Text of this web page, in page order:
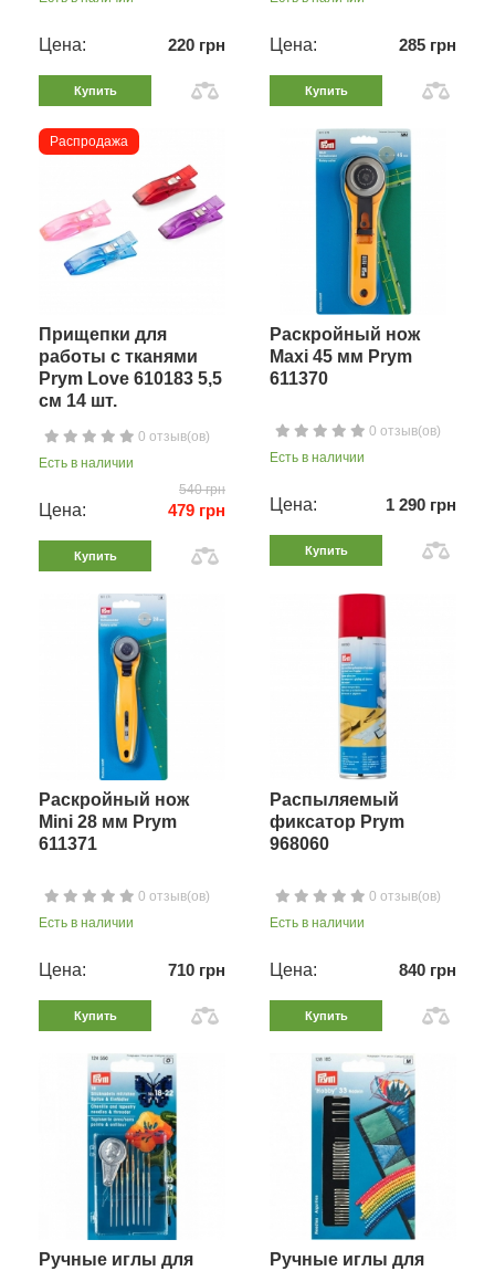
Цена: 220 грн
Купить
Цена: 285 грн
Купить
Распродажа
Прищепки для
работы с тканями
Prym Love 610183 5,5
см 14 шт.
0 отзыв(ов)
Есть в наличии
540 грн
Цена: 479 грн
Купить
Раскройный нож
Maxi 45 мм Prym
611370
0 отзыв(ов)
Есть в наличии
Цена: 1 290 грн
Купить
Раскройный нож
Mini 28 мм Prym
611371
0 отзыв(ов)
Есть в наличии
Цена: 710 грн
Купить
Распыляемый
фиксатор Prym
968060
0 отзыв(ов)
Есть в наличии
Цена: 840 грн
Купить
Ручные иглы для
Ручные иглы для